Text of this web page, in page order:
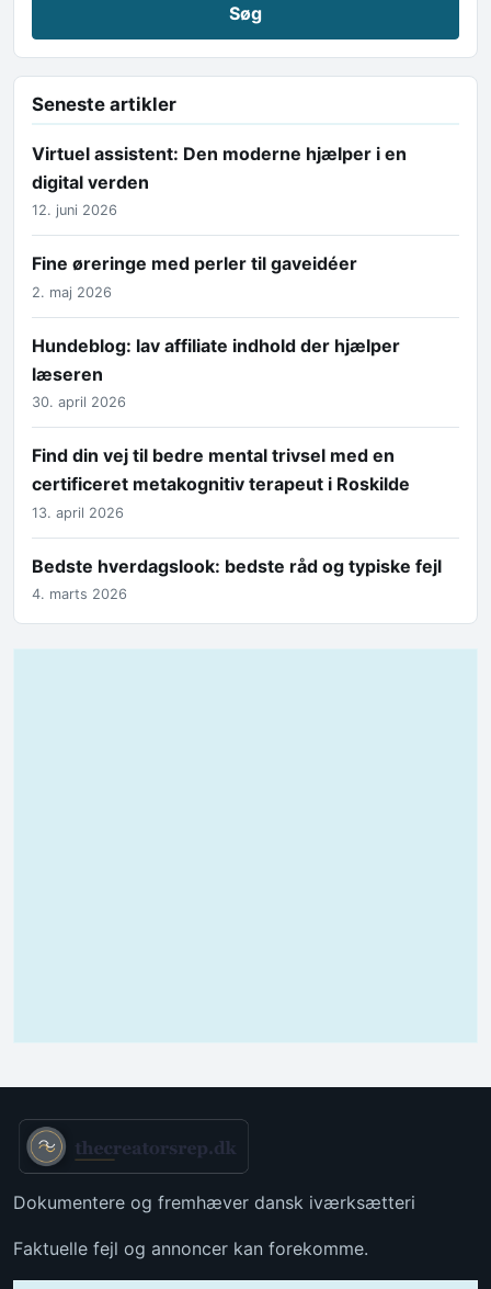
Seneste artikler
Virtuel assistent: Den moderne hjælper i en
digital verden
12. juni 2026
Fine øreringe med perler til gaveidéer
2. maj 2026
Hundeblog: lav affiliate indhold der hjælper
læseren
30. april 2026
Find din vej til bedre mental trivsel med en
certificeret metakognitiv terapeut i Roskilde
13. april 2026
Bedste hverdagslook: bedste råd og typiske fejl
4. marts 2026
Dokumentere og fremhæver dansk iværksætteri
Faktuelle fejl og annoncer kan forekomme.